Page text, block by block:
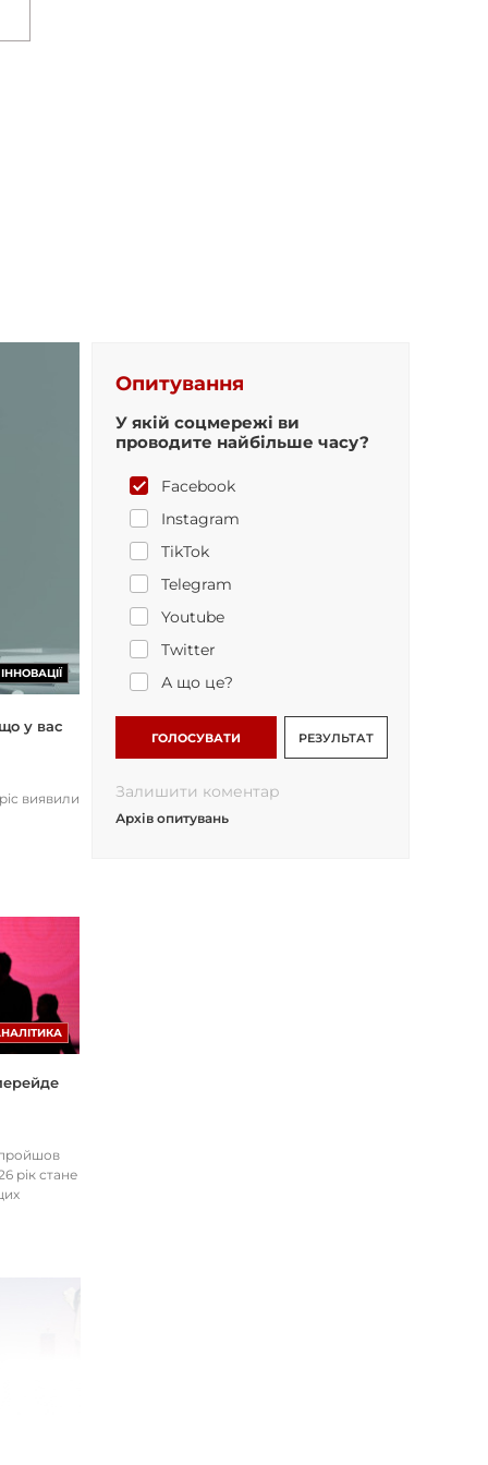
ІННОВАЦІЇ
у вас
виявили
рік стане
Опитування
У якій соцмережі ви
проводите найбільше часу?
Facebook
Instagram
TikTok
Telegram
Youtube
Twitter
А що це?
ГОЛОСУВАТИ РЕЗУЛЬТАТ
Залишити коментар
Архів опитувань